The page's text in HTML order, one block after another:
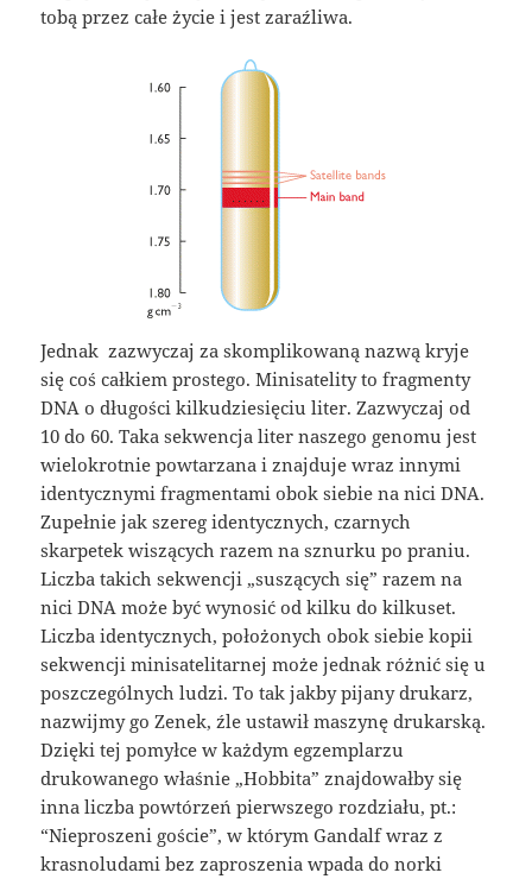
tobą przez całe życie i jest zaraźliwa.
Jednak zazwyczaj za skomplikowaną nazwą kryje
się coś całkiem prostego. Minisatelity to fragmenty
DNA o długości kilkudziesięciu liter. Zazwyczaj od
10 do 60. Taka sekwencja liter naszego genomu jest
wielokrotnie powtarzana i znajduje wraz innymi
identycznymi fragmentami obok siebie na nici DNA.
Zupełnie jak szereg identycznych, czarnych
skarpetek wiszących razem na sznurku po praniu.
Liczba takich sekwencji „suszących się” razem na
nici DNA może być wynosić od kilku do kilkuset.
Liczba identycznych, położonych obok siebie kopii
sekwencji minisatelitarnej może jednak różnić się u
poszczególnych ludzi. To tak jakby pijany drukarz,
nazwijmy go Zenek, źle ustawił maszynę drukarską.
Dzięki tej pomyłce w każdym egzemplarzu
drukowanego właśnie „Hobbita” znajdowałby się
inna liczba powtórzeń pierwszego rozdziału, pt.:
“Nieproszeni goście”, w którym Gandalf wraz z
krasnoludami bez zaproszenia wpada do norki